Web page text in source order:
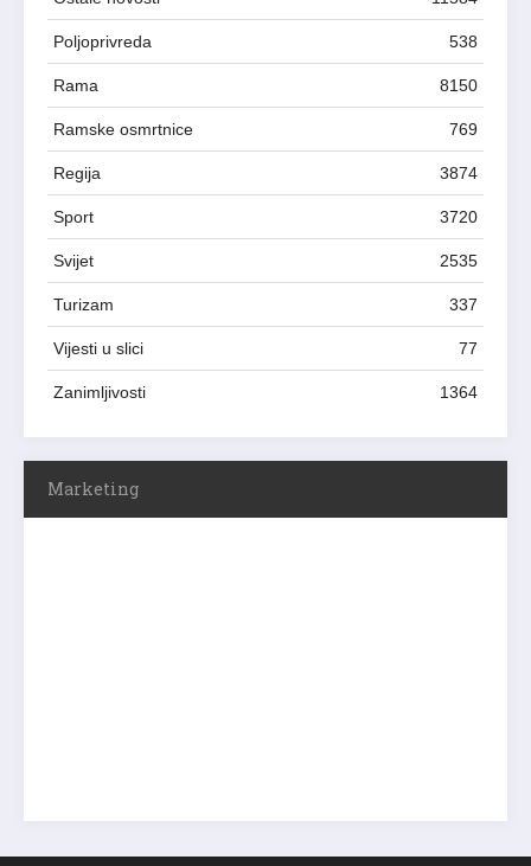
Poljoprivreda 538
Rama 8150
Ramske osmrtnice 769
Regija 3874
Sport 3720
Svijet 2535
Turizam 337
Vijesti u slici 77
Zanimljivosti 1364
Marketing